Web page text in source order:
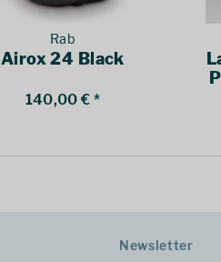
Rab
Airox 24 Black
140,00 € *
Newsletter